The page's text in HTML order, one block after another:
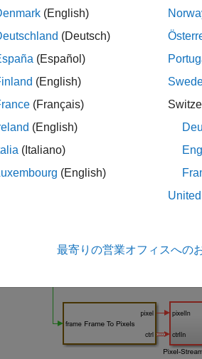
では、ビデオ ストリームにおけるオ
ムの Sobel Edge Detector ブロック、
デル例では、ハードウェアと互換性
設計を使用してボードに実装できま
造
のシステム
(English)
(Deutsch)
(Español)
(English)
(Français)
(English)
(Italiano)
(English)
最寄りの営業オフィスへの